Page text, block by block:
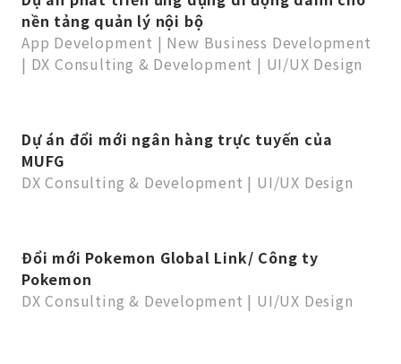
nền tảng quản lý nội bộ
App Development | New Business Development
| DX Consulting & Development | UI/UX Design
Dự án đổi mới ngân hàng trực tuyến của
MUFG
DX Consulting & Development | UI/UX Design
Đổi mới Pokemon Global Link/ Công ty
Pokemon
DX Consulting & Development | UI/UX Design